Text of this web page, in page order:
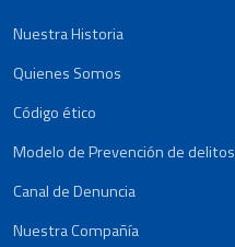
Nuestra Historia
Quienes Somos
Código ético
Modelo de Prevención de delitos
Canal de Denuncia
Nuestra Compañía